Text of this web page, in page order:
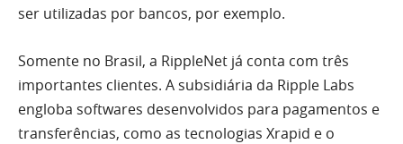
ser utilizadas por bancos, por exemplo.
Somente no Brasil, a RippleNet já conta com três
importantes clientes. A subsidiária da Ripple Labs
engloba softwares desenvolvidos para pagamentos e
transferências, como as tecnologias Xrapid e o